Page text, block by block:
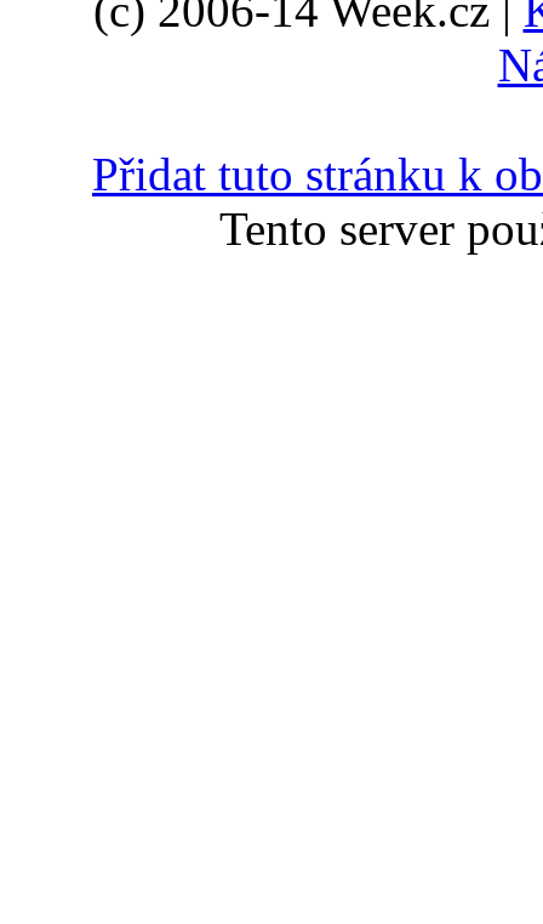
Přidat tuto stránku k
Tento server